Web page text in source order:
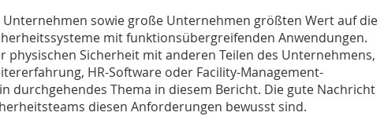
Unternehmen sowie große Unternehmen größten Wert auf die
mit funktionsübergreifenden Anwendungen.
physischen Sicherheit mit anderen Teilen des Unternehmens,
HR-Software oder Facility-Management-
durchgehendes Thema in diesem Bericht. Die gute Nachricht
diesen Anforderungen bewusst sind.